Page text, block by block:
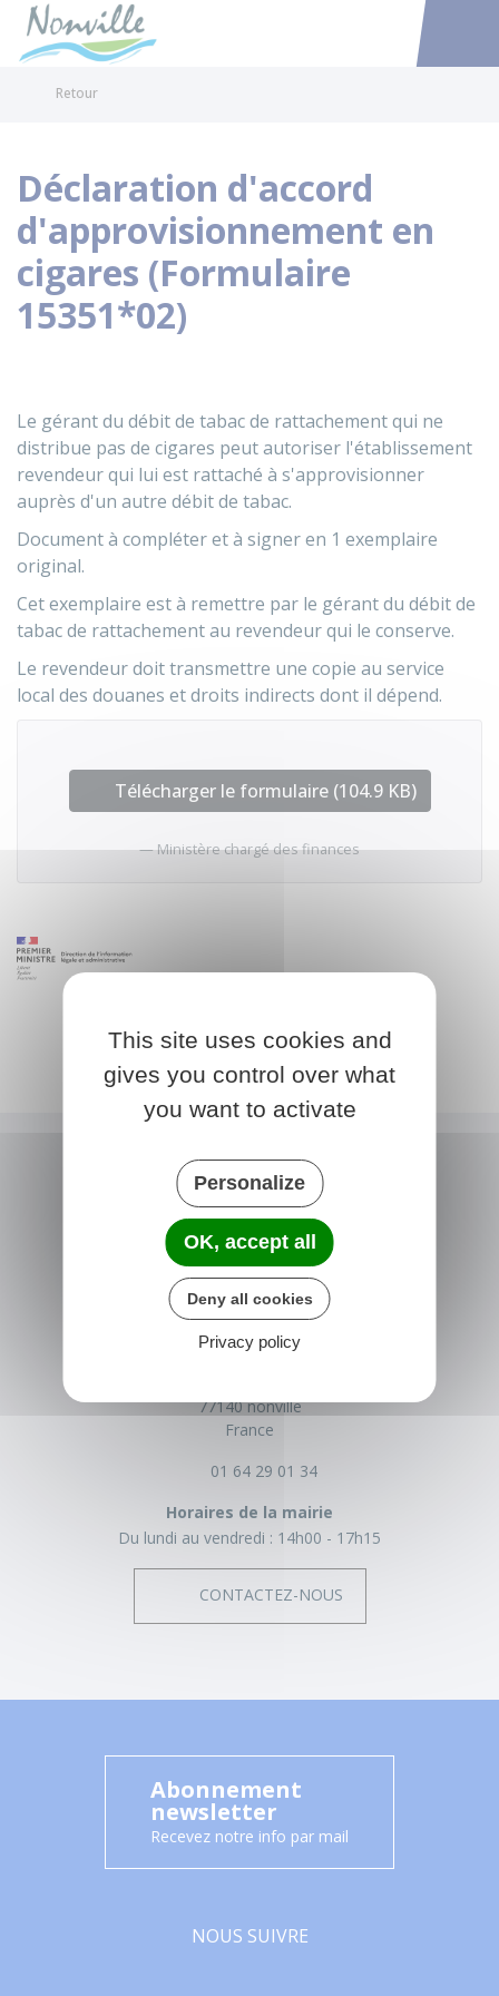
Accéder
Retour
Déclaration d'accord
d'approvisionnement en
cigares (Formulaire
15351*02)
Le gérant du débit de tabac de rattachement qui ne
distribue pas de cigares peut autoriser l'établissement
revendeur qui lui est rattaché à s'approvisionner
auprès d'un autre débit de tabac.
Document à compléter et à signer en 1 exemplaire
original.
Cet exemplaire est à remettre par le gérant du débit de
tabac de rattachement au revendeur qui le conserve.
Le revendeur doit transmettre une copie au service
local des douanes et droits indirects dont il dépend.
Télécharger le formulaire (104.9 KB)
Ministère chargé des finances
NONVILLE
77140 nonville
France
01 64 29 01 34
Horaires de la mairie
Du lundi au vendredi : 14h00 - 17h15
CONTACTEZ-NOUS
Abonnement
newsletter
Recevez notre info par mail
NOUS SUIVRE
This site uses cookies and
gives you control over what
you want to activate
Personalize
OK, accept all
Deny all cookies
Privacy policy